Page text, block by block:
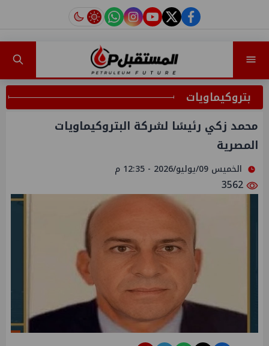
facebook
twitter
youtube
instagram
tiktok
بتروكيماويات
محمد زكي رئيسًا لشركة البتروكيماويات
المصرية
الخميس 09/يوليو/2026 - 12:35 م